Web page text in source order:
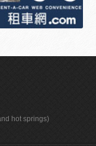
hot springs)